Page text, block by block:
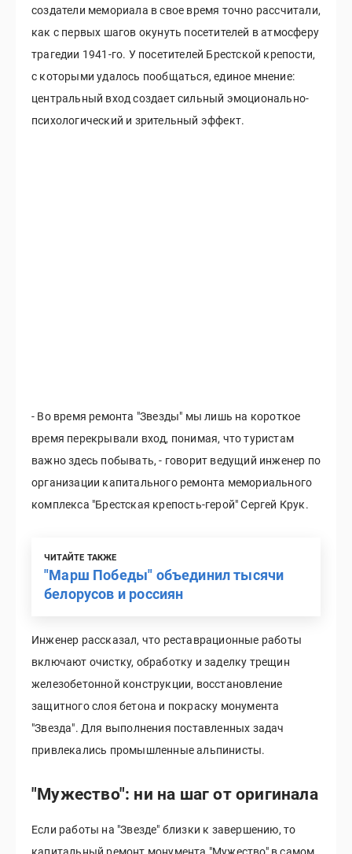
создатели мемориала в свое время точно рассчитали,
как с первых шагов окунуть посетителей в атмосферу
трагедии 1941-го. У посетителей Брестской крепости,
с которыми удалось пообщаться, единое мнение:
центральный вход создает сильный эмоционально-
психологический и зрительный эффект.
- Во время ремонта "Звезды" мы лишь на короткое
время перекрывали вход, понимая, что туристам
важно здесь побывать, - говорит ведущий инженер по
организации капитального ремонта мемориального
комплекса "Брестская крепость-герой" Сергей Крук.
ЧИТАЙТЕ ТАКЖЕ
"Марш Победы" объединил тысячи
белорусов и россиян
Инженер рассказал, что реставрационные работы
включают очистку, обработку и заделку трещин
железобетонной конструкции, восстановление
защитного слоя бетона и покраску монумента
"Звезда". Для выполнения поставленных задач
привлекались промышленные альпинисты.
"Мужество": ни на шаг от оригинала
Если работы на "Звезде" близки к завершению, то